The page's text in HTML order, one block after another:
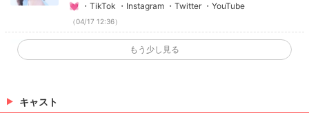
💓 ・TikTok ・Instagram ・Twitter ・YouTube
（04/17 12:36）
✨キャスト様掲載✨
蒼 みらいさんのお写真を掲載しました(*´ω｀*) 蒼 みら
もう少し見る
キャスト